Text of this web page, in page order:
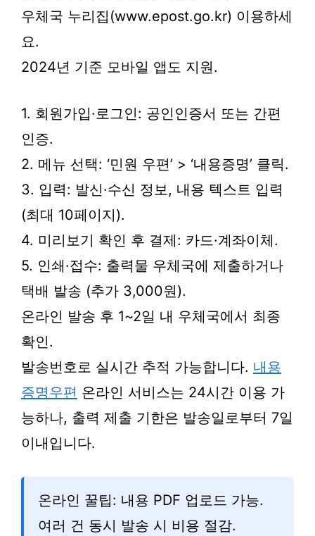
우체국 누리집(www.epost.go.kr) 이용하세
요.
2024년 기준 모바일 앱도 지원.
1. 회원가입·로그인: 공인인증서 또는 간편
인증.
2. 메뉴 선택: ‘민원 우편’ > ‘내용증명’ 클릭.
3. 입력: 발신·수신 정보, 내용 텍스트 입력
(최대 10페이지).
4. 미리보기 확인 후 결제: 카드·계좌이체.
5. 인쇄·접수: 출력물 우체국에 제출하거나
택배 발송 (추가 3,000원).
온라인 발송 후 1~2일 내 우체국에서 최종
확인.
발송번호로 실시간 추적 가능합니다. 내용
증명우편 온라인 서비스는 24시간 이용 가
능하나, 출력 제출 기한은 발송일로부터 7일
이내입니다.
온라인 꿀팁: 내용 PDF 업로드 가능.
여러 건 동시 발송 시 비용 절감.